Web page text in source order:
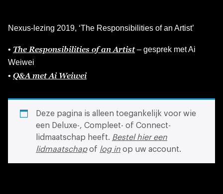
Nexus-lezing 2019, ‘The Responsibilities of an Artist’
• The Responsibilities of an Artist– gesprek met Ai
Weiwei
• Q&A met Ai Weiwei
Deze pagina is alleen toegankelijk voor wie
een Deluxe-, Compleet- of Connect-
lidmaatschap heeft. Bestel hier een
lidmaatschapof log in op uw account.